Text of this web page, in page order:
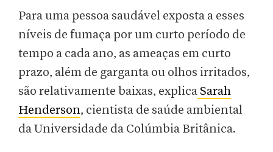
Para uma pessoa saudável exposta a esses
níveis de fumaça por um curto período de
tempo a cada ano, as ameaças em curto
prazo, além de garganta ou olhos irritados,
são relativamente baixas, explica Sarah
Henderson, cientista de saúde ambiental
da Universidade da Colúmbia Britânica.